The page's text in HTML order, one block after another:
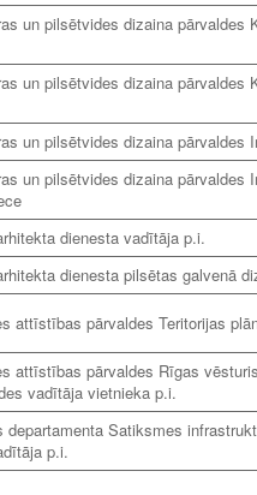
un pilsētvides dizaina pārvaldes
un pilsētvides dizaina pārvaldes
un pilsētvides dizaina pārvaldes
un pilsētvides dizaina pārvaldes
dienesta vadītāja p.i.
dienesta pilsētas galvenā
attīstības pārvaldes Teritorijas
attīstības pārvaldes Rīgas
vadītāja vietnieka p.i.
Satiksmes
p.i.